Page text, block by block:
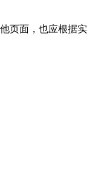
页面，也应根据实